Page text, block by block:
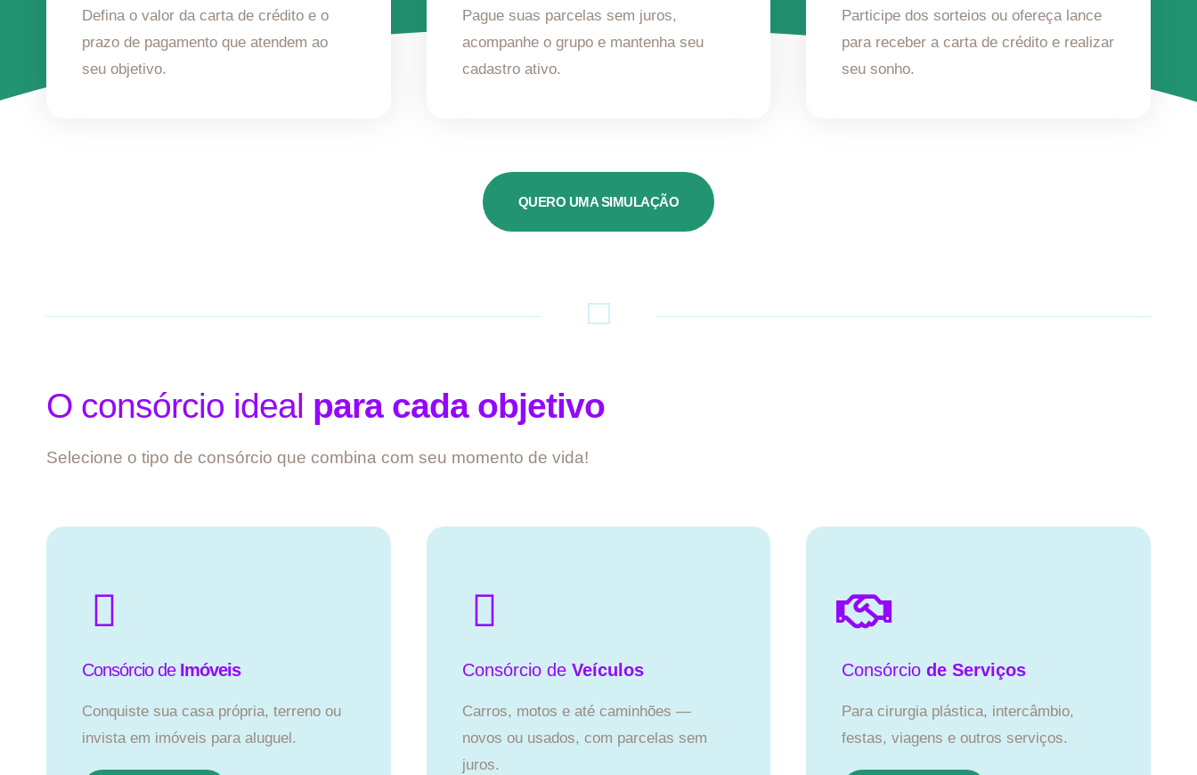
Defina o valor da carta de crédito e o
prazo de pagamento que atendem ao
seu objetivo.
Pague suas parcelas sem juros,
acompanhe o grupo e mantenha seu
cadastro ativo.
Participe dos sorteios ou ofereça lance
para receber a carta de crédito e realizar
seu sonho.
QUERO UMA SIMULAÇÃO
O consórcio ideal para cada objetivo
Selecione o tipo de consórcio que combina com seu momento de vida!
Consórcio de Imóveis
Conquiste sua casa própria, terreno ou
invista em imóveis para aluguel.
Consórcio deVeículos
Carros, motos e até caminhões —
novos ou usados, com parcelas sem
juros.
Consórcio de Serviços
Para cirurgia plástica, intercâmbio,
festas, viagens e outros serviços.